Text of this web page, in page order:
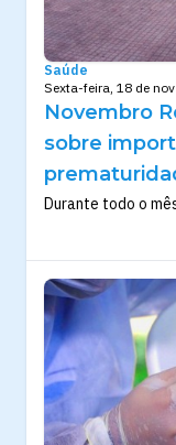
Saúde
Sexta-feira, 18 de
Novembro
sobre
Durante todo o